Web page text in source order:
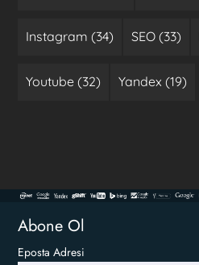
Instagram (34) SEO (33)
Youtube (32) Yandex (19)
Abone Ol
Eposta Adresi